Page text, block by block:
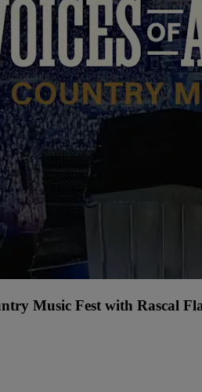
Music Fest with Rascal